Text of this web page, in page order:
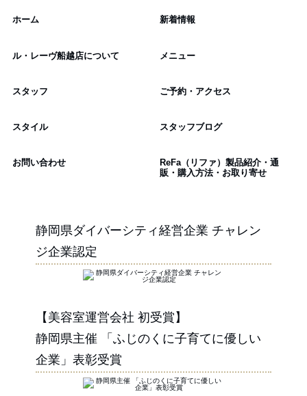
ホーム 新着情報
ル・レーヴ船越店について メニュー
スタッフ ご予約・アクセス
スタイル スタッフブログ
お問い合わせ
ReFa（リファ）製品紹介・通
販・購入方法・お取り寄せ
静岡県ダイバーシティ経営企業 チャレン
ジ企業認定
【美容室運営会社 初受賞】
静岡県主催 「ふじのくに子育てに優しい
企業」表彰受賞